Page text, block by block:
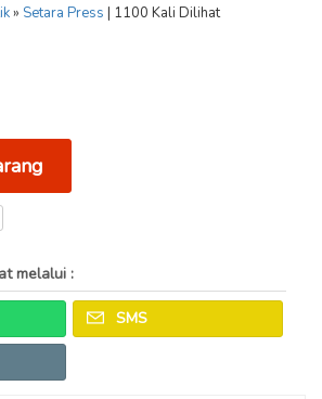
» Setara Press | 1100 Kali Dilihat
melalui :
SMS